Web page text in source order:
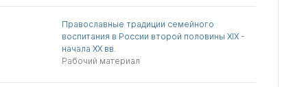
Православные традиции семейного
воспитания в России второй половины XIX -
начала XX вв.
Рабочий материал